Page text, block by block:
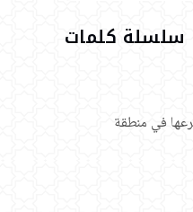
سلسلة كلمات
في منطقة